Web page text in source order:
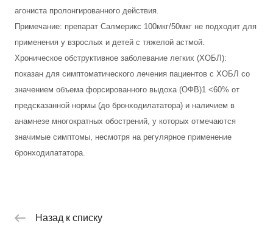
агониста пролонгированного действия.
Примечание: препарат Салмерикс 100мкг/50мкг не подходит для
применения у взрослых и детей с тяжелой астмой.
Хроническое обструктивное заболевание легких (ХОБЛ):
показан для симптоматического лечения пациентов с ХОБЛ со
значением объема форсированного выдоха (ОФВ)1 <60% от
предсказанной нормы (до бронходилататора) и наличием в
анамнезе многократных обострений, у которых отмечаются
значимые симптомы, несмотря на регулярное применение
бронходилататора.
Назад к списку